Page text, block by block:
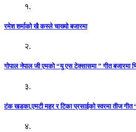
१.
रमेश शर्माको खै कस्ले चाख्यो बजारमा
२.
गोपाल नेपाल जी एमको “यु एस टेक्सासमा ” गीत बजारमा
३.
टंक खडका,एमटी महर र टिका प्रसाईको स्वरमा तीज गीत
४.